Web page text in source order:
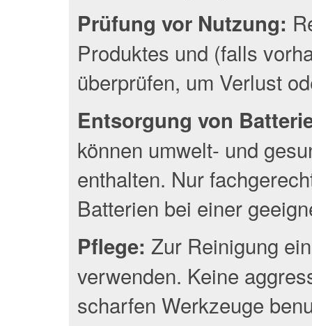
Prüfung vor Nutzung:
Produktes und (falls
überprüfen, um Verlust
Entsorgung von
können umwelt- und
enthalten. Nur
Batterien bei einer
Pflege: Zur Reinigung
verwenden. Keine
scharfen Werkzeuge